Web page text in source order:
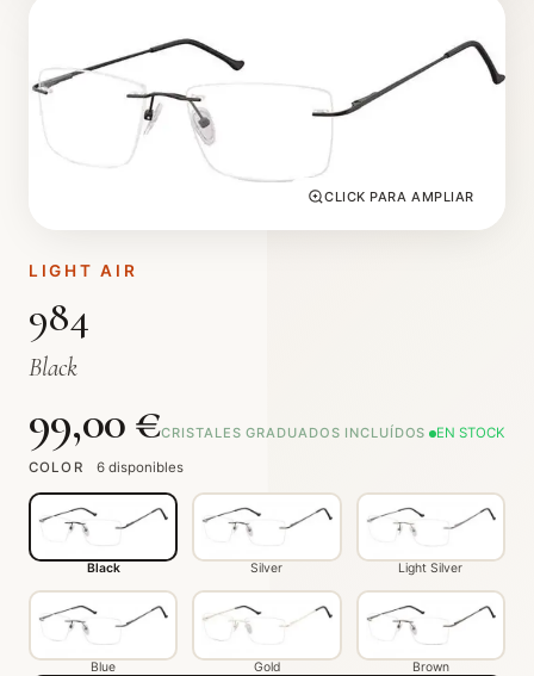
LIGHT AIR
984
Black
99,00 €CRISTALES GRADUADOS INCLUÍDOS EN STOCK
COLOR 6 disponibles
Black Silver Light Silver
Blue Gold Brown
CLICK PARA AMPLIAR